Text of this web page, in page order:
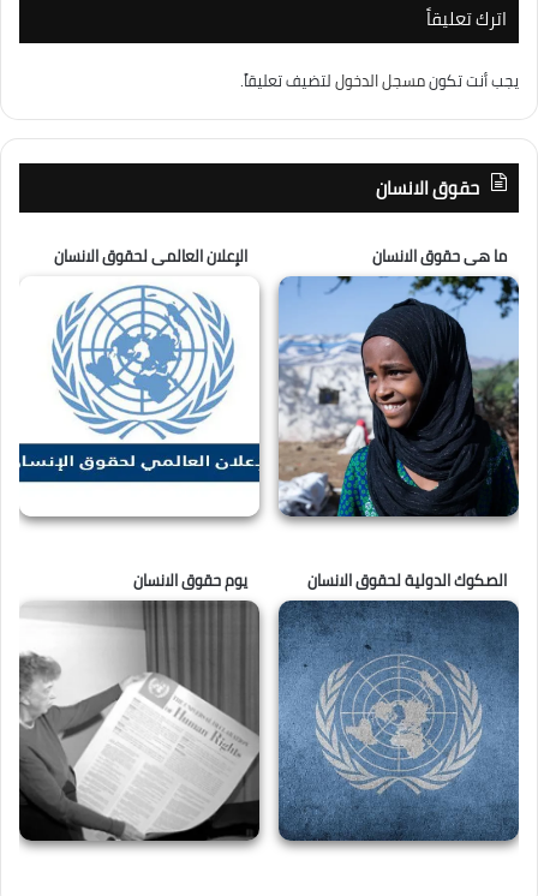
اترك تعليقاً
يجب أنت تكونمسجل الدخوللتضيف تعليقاً.
حقوق الانسان
ما هى حقوق الانسان الإعلان العالمى لحقوق الانسان
الصكوك الدولية لحقوق الانسان يوم حقوق الانسان